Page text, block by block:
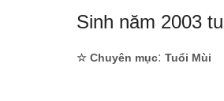
Sinh năm 2003
☆ Chuyên mục: Tuổi Mùi